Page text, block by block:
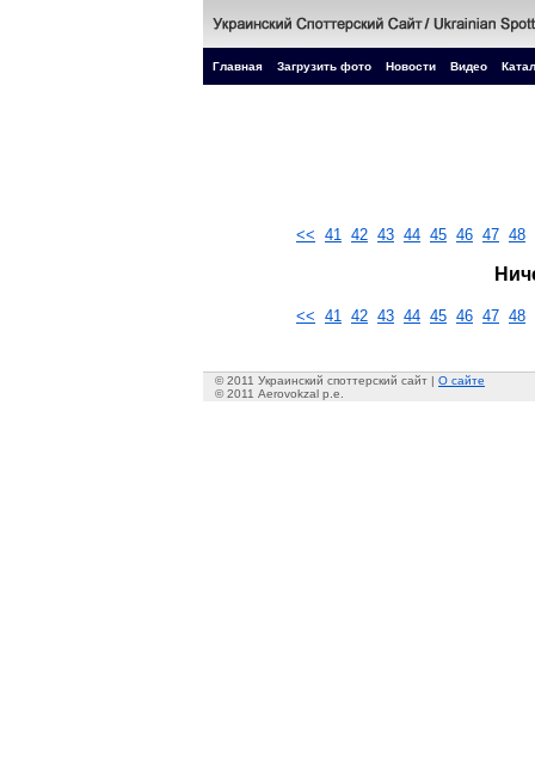
Главная Загрузить фото Новости Видео
<< 41 42 43 44 45 46 47 48
<< 41 42 43 44 45 46 47 48
© 2011 Украинский споттерский сайт | О сайте
© 2011 Aerovokzal p.e.